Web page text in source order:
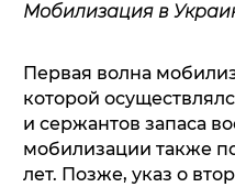
Мобилизация в
Первая волна
которой
и сержантов запаса
мобилизации также
лет. Позже, указ о